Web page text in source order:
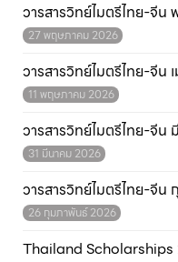
วารสารวิทย์ไมตรีไทย-จี
27 พฤษภาคม 2026
วารสารวิทย์ไมตรีไทย-จีน
11 พฤษภาคม 2026
วารสารวิทย์ไมตรีไทย-จีน
31 มีนาคม 2026
วารสารวิทย์ไมตรีไทย-จี
26 กุมภาพันธ์ 2026
Thailand